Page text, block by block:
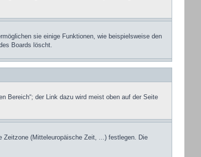
sie einige Funktionen, wie beispielsweise den
Boards löscht.
Bereich“; der Link dazu wird meist oben auf der Seite
Zeitzone (Mitteleuropäische Zeit, ...) festlegen. Die